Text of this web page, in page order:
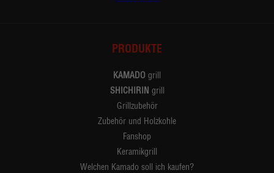
PRODUKTE
KAMADO grill
SHICHIRIN grill
Grillzubehör
Zubehör und Holzkohle
Fanshop
Keramikgrill
Welchen Kamado soll ich kaufen?